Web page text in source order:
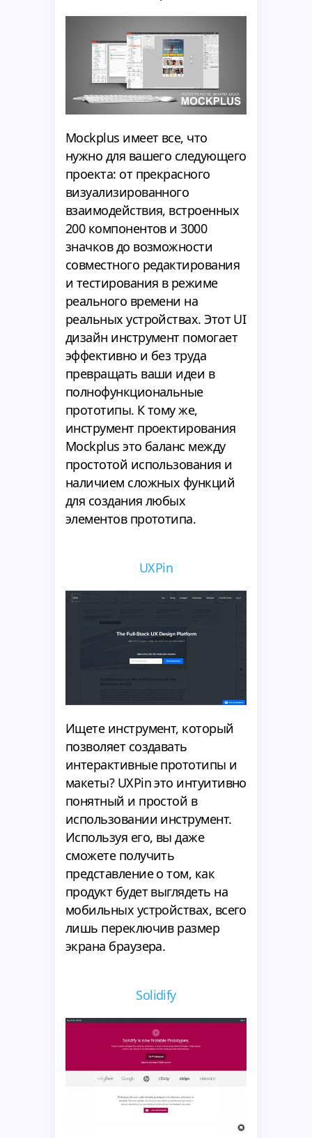
Mockplus имеет все, что
нужно для вашего следующего
проекта: от прекрасного
визуализированного
взаимодействия, встроенных
200 компонентов и 3000
значков до возможности
совместного редактирования
и тестирования в режиме
реального времени на
реальных устройствах. Этот UI
дизайн инструмент помогает
эффективно и без труда
превращать ваши идеи в
полнофункциональные
прототипы. К тому же,
инструмент проектирования
Mockplus это баланс между
простотой использования и
наличием сложных функций
для создания любых
элементов прототипа.
UXPin
Ищете инструмент, который
позволяет создавать
интерактивные прототипы и
макеты? UXPin это интуитивно
понятный и простой в
использовании инструмент.
Используя его, вы даже
сможете получить
представление о том, как
продукт будет выглядеть на
мобильных устройствах, всего
лишь переключив размер
экрана браузера.
Solidify